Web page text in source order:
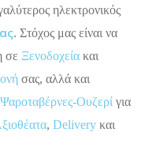
ηλεκτρονικός
. Στόχος μας είναι να
σε Ξενοδοχεία και
σας, αλλά και
Ψαροταβέρνες-Ουζερί για
, Delivery και